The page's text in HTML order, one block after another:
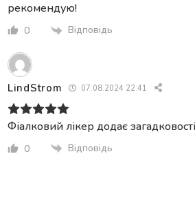
рекомендую!
0 Відповідь
LindStrom 07.08.2024 22:41
Фіалковий лікер додає
0 Відповідь